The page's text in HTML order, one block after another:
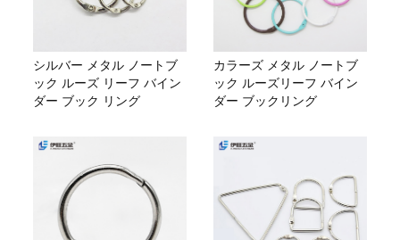
シルバー メタル ノートブ
ック ルーズ リーフ バイン
ダー ブック リング
カラーズ メタル ノートブ
ック ルーズリーフ バイン
ダー ブックリング